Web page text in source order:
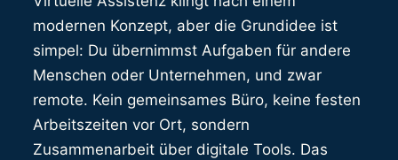
modernen Konzept, aber die Grundidee ist
simpel: Du übernimmst Aufgaben für andere
Menschen oder Unternehmen, und zwar
remote. Kein gemeinsames Büro, keine festen
Arbeitszeiten vor Ort, sondern
Zusammenarbeit über digitale Tools. Das